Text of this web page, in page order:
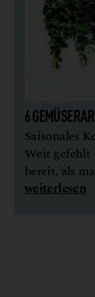
6
Saisonales
Weit gefehlt
bereit, als
weiterlesen